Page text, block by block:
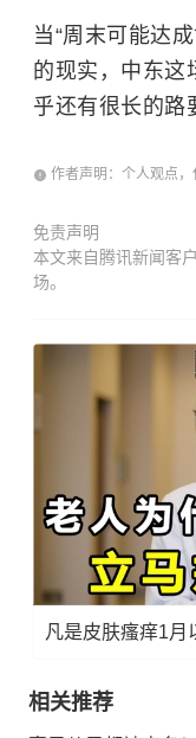
当“周末可能达
的现实，中东这
乎还有很长的路
作者声明：个人观点，
免责声明
本文来自腾讯新闻客
场。
相关推荐